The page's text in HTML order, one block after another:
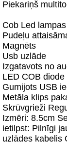
Piekariņš
Cob Led
Pudeļu
Magnēts
Usb uzlāde
Izgatavots no
LED COB
Gumijots USB
Metāla klips
Skrūvgrieži
Izmēri: 8.5cm
ietilpst: Pilnīgi
uzlādes kabelis